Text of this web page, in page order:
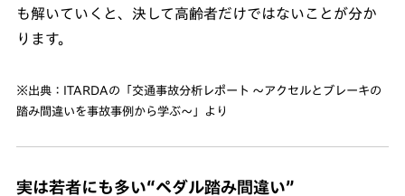
も解いていくと、決して高齢者だけではないことが分か
ります。
※出典：ITARDAの「交通事故分析レポート ～アクセルとブレーキの
踏み間違いを事故事例から学ぶ～」より
実は若者にも多い“ペダル踏み間違い”